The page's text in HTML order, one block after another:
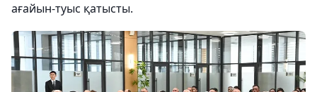
ағайын-туыс қатысты.